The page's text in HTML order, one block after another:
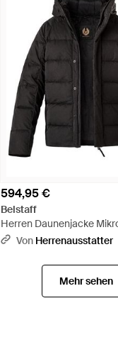
594,95 €
Belstaff
Herren Daunenjacke
Unifarben - Schwarz
Von Herrenausstatter
Mehr sehen